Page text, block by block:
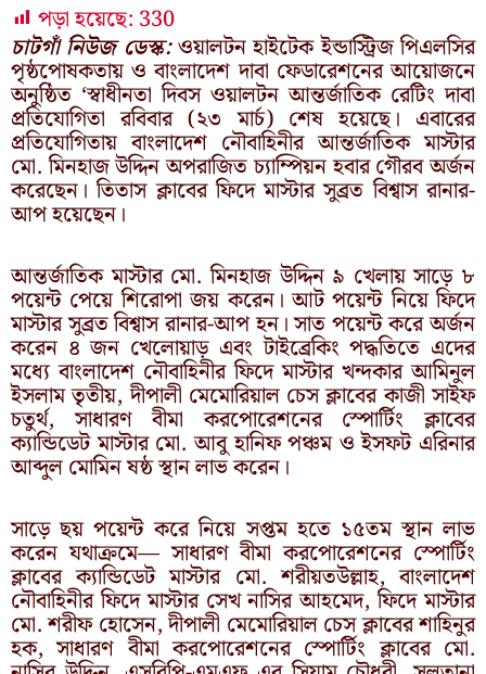
পড়া হয়েছে: 330
চাটগাঁ নিউজ ডেস্ক:ওয়ালটন হাইটেক ইন্ডাস্ট্রিজ পিএলসির
পৃষ্ঠপোষকতায় ও বাংলাদেশ দাবা ফেডারেশনের আয়োজনে
অনুষ্ঠিত ‘স্বাধীনতা দিবস ওয়ালটন আন্তর্জাতিক রেটিং দাবা
প্রতিযোগিতা রবিবার (২৩ মার্চ) শেষ হয়েছে। এবারের
প্রতিযোগিতায় বাংলাদেশ নৌবাহিনীর আন্তর্জাতিক মাস্টার
মো. মিনহাজ উদ্দিন অপরাজিত চ্যাম্পিয়ন হবার গৌরব অর্জন
করেছেন। তিতাস ক্লাবের ফিদে মাস্টার সুব্রত বিশ্বাস রানার-
আপ হয়েছেন।
আন্তর্জাতিক মাস্টার মো. মিনহাজ উদ্দিন ৯ খেলায় সাড়ে ৮
পয়েন্ট পেয়ে শিরোপা জয় করেন। আট পয়েন্ট নিয়ে ফিদে
মাস্টার সুব্রত বিশ্বাস রানার-আপ হন। সাত পয়েন্ট করে অর্জন
করেন ৪ জন খেলোয়াড় এবং টাইব্রেকিং পদ্ধতিতে এদের
মধ্যে বাংলাদেশ নৌবাহিনীর ফিদে মাস্টার খন্দকার আমিনুল
ইসলাম তৃতীয়, দীপালী মেমোরিয়াল চেস ক্লাবের কাজী সাইফ
চতুর্থ, সাধারণ বীমা করপোরেশনের স্পোর্টিং ক্লাবের
ক্যান্ডিডেট মাস্টার মো. আবু হানিফ পঞ্চম ও ইসফট এরিনার
আব্দুল মোমিন ষষ্ঠ স্থান লাভ করেন।
সাড়ে ছয় পয়েন্ট করে নিয়ে সপ্তম হতে ১৫তম স্থান লাভ
করেন যথাক্রমে— সাধারণ বীমা করপোরেশনের স্পোর্টিং
ক্লাবের ক্যান্ডিডেট মাস্টার মো. শরীয়তউল্লাহ, বাংলাদেশ
নৌবাহিনীর ফিদে মাস্টার সেখ নাসির আহমেদ, ফিদে মাস্টার
মো. শরীফ হোসেন, দীপালী মেমোরিয়াল চেস ক্লাবের শাহিনুর
হক, সাধারণ বীমা করপোরেশনের স্পোর্টিং ক্লাবের মো.